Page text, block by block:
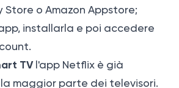
Store o Amazon Appstore;
installarla e poi accedere
TVl'app Netflix è già
maggior parte dei televisori.